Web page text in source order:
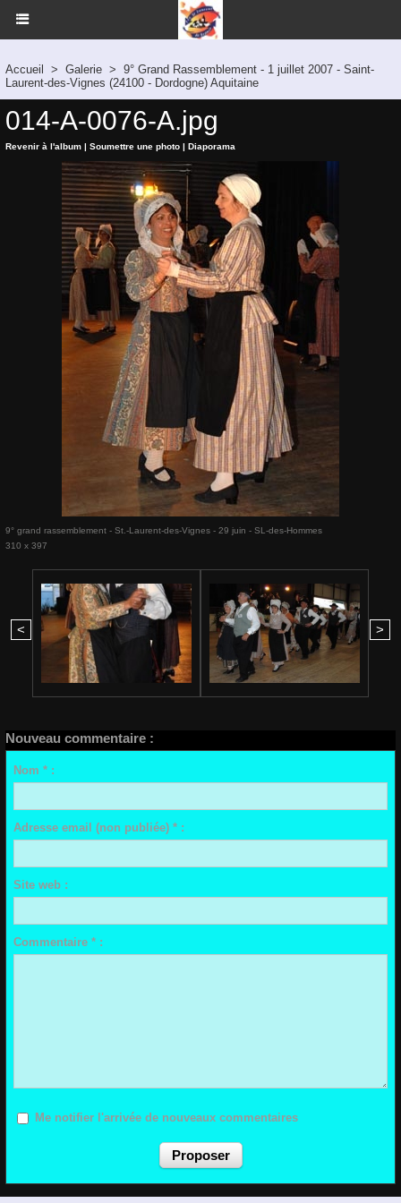
Accueil > Galerie > 9° Grand Rassemblement - 1 juillet 2007 - Saint-
Laurent-des-Vignes (24100 - Dordogne) Aquitaine
014-A-0076-A.jpg
Revenir à l'album | Soumettre une photo | Diaporama
9° grand rassemblement - St.-Laurent-des-Vignes - 29 juin - SL-des-Hommes
310 x 397
< >
Nouveau commentaire :
Nom * :
Adresse email (non publiée) * :
Site web :
Commentaire * :
Me notifier l'arrivée de nouveaux commentaires